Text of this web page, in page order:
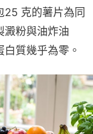
25 克的薯片為同
澱粉與油炸油
質幾乎為零。